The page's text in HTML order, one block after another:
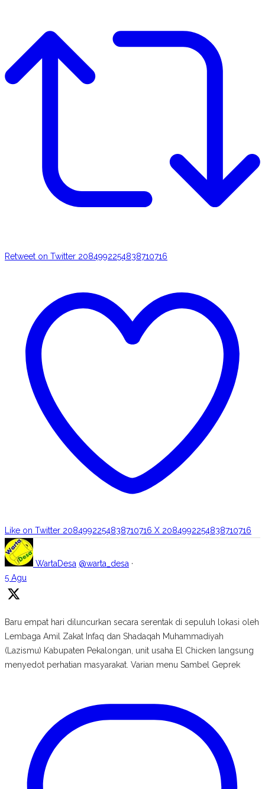
Retweet on Twitter 2084992254838710716
Like on Twitter 2084992254838710716 X 2084992254838710716
WartaDesa @warta_desa ·
5 Agu
Baru empat hari diluncurkan secara serentak di sepuluh lokasi oleh
Lembaga Amil Zakat Infaq dan Shadaqah Muhammadiyah
(Lazismu) Kabupaten Pekalongan, unit usaha El Chicken langsung
menyedot perhatian masyarakat. Varian menu Sambel Geprek